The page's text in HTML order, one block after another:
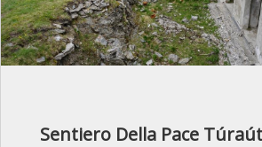
Sentiero Della Pace Túraút